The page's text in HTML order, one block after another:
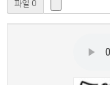
파일 0